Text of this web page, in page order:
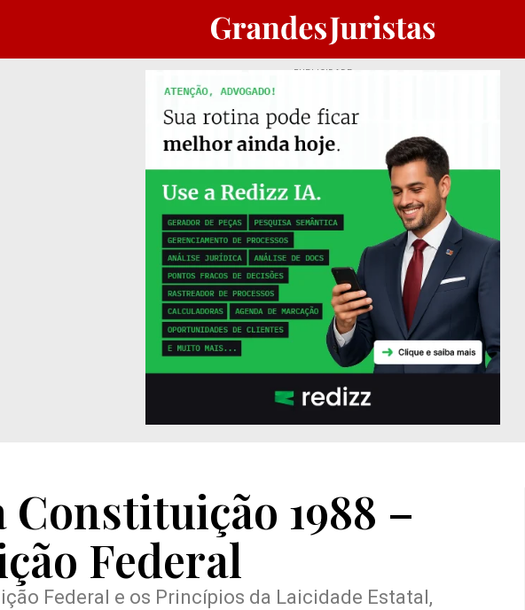
PUBLICIDADE
Constituição 1988 –
Federal
Federal e os Princípios da Laicidade Estatal,